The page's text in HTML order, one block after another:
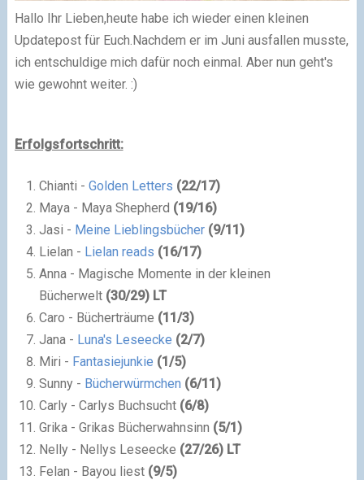
Hallo Ihr Lieben,heute habe ich wieder einen kleinen
Updatepost für Euch.Nachdem er im Juni ausfallen musste,
ich entschuldige mich dafür noch einmal. Aber nun geht's
wie gewohnt weiter. :)
Erfolgsfortschritt:
Chianti - Golden Letters (22/17)
Maya - Maya Shepherd (19/16)
Jasi - Meine Lieblingsbücher (9/11)
Lielan - Lielan reads (16/17)
Anna - Magische Momente in der kleinen
Bücherwelt (30/29) LT
Caro - Bücherträume (11/3)
Jana - Luna's Leseecke (2/7)
Miri - Fantasiejunkie (1/5)
Sunny - Bücherwürmchen (6/11)
Carly - Carlys Buchsucht (6/8)
Grika - Grikas Bücherwahnsinn (5/1)
Nelly - Nellys Leseecke (27/26) LT
Felan - Bayou liest (9/5)